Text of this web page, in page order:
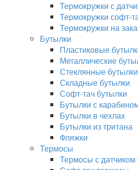
Термокружки с
Термокружки софт-
Термокружки на
Бутылки
Пластиковые
Металлические
Стеклянные бутылки
Складные бутылки
Софт-тач бутылки
Бутылки с
Бутылки в чехлах
Бутылки из тритана
Фляжки
Термосы
Термосы с датчиком